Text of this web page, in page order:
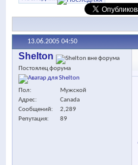
13.06.2005 04:50
Shelton
Постоялец форума
Пол
Мужской
Адрес
Canada
Сообщений
2,289
Репутация
89